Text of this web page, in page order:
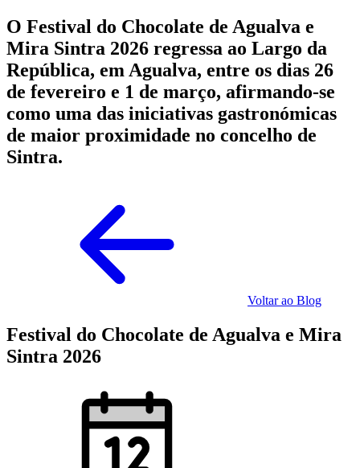
O Festival do Chocolate de Agualva e
Mira Sintra 2026 regressa ao Largo da
República, em Agualva, entre os dias 26
de fevereiro e 1 de março, afirmando-se
como uma das iniciativas gastronómicas
de maior proximidade no concelho de
Sintra.
Voltar ao Blog
Festival do Chocolate de Agualva e Mira
Sintra 2026